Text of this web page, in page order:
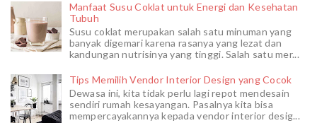
Manfaat Susu Coklat untuk Energi dan Kesehatan
Tubuh
Susu coklat merupakan salah satu minuman yang
banyak digemari karena rasanya yang lezat dan
kandungan nutrisinya yang tinggi. Salah satu mer...
Tips Memilih Vendor Interior Design yang Cocok
Dewasa ini, kita tidak perlu lagi repot mendesain
sendiri rumah kesayangan. Pasalnya kita bisa
mempercayakannya kepada vendor interior desig...